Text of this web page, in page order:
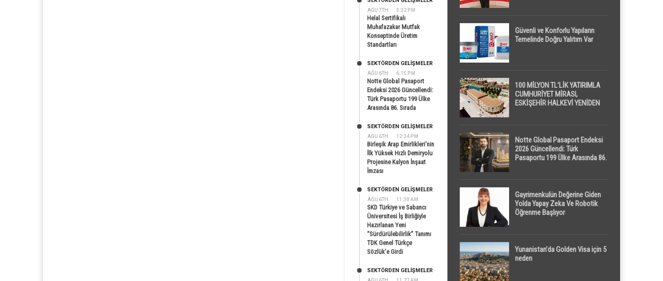
AĞU 7TH 3:32 PM
Helal Sertifikalı
Muhafazakar Mutfak
Konseptinde Üretim
Standartları
AĞU 6TH 6:15 PM
SEKTÖRDEN GELIŞMELER
Notte Global Pasaport
Endeksi 2026 Güncellendi:
Türk Pasaportu 199 Ülke
Arasında 86. Sırada
AĞU 6TH 12:34 PM
SEKTÖRDEN GELIŞMELER
Birleşik Arap Emirlikleri’nin
İlk Yüksek Hızlı Demiryolu
Projesine Kalyon İnşaat
İmzası
AĞU 6TH 11:30 AM
SEKTÖRDEN GELIŞMELER
SKD Türkiye ve Sabancı
Üniversitesi İş Birliğiyle
Hazırlanan Yeni
“Sürdürülebilirlik” Tanımı
TDK Genel Türkçe
Sözlük’e Girdi
SEKTÖRDEN GELIŞMELER
Güvenli ve Konforlu Yapıların
Temelinde Doğru Yalıtım Var
100 MİLYON TL’LİK YATIRIMLA
CUMHURİYET MİRASI,
ESKİŞEHİR HALKEVİ YENİDEN
Notte Global Pasaport Endeksi
2026 Güncellendi: Türk
Pasaportu 199 Ülke Arasında 86.
Gayrimenkulün Değerine Giden
Yolda Yapay Zeka Ve Robotik
Öğrenme Başlıyor
Yunanistan’da Golden Visa için 5
neden